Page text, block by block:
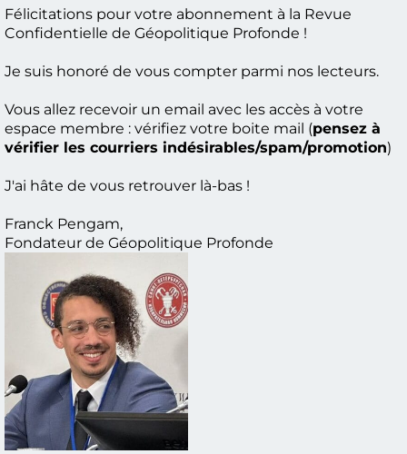
Félicitations pour votre abonnement à la Revue
Confidentielle de Géopolitique Profonde !
Je suis honoré de vous compter parmi nos lecteurs.
Vous allez recevoir un email avec les accès à votre
espace membre : vérifiez votre boite mail (pensez à
vérifier les courriers indésirables/spam/promotion)
J'ai hâte de vous retrouver là-bas !
Franck Pengam,
Fondateur de Géopolitique Profonde